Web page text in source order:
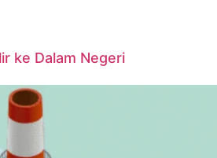
ke Dalam Negeri